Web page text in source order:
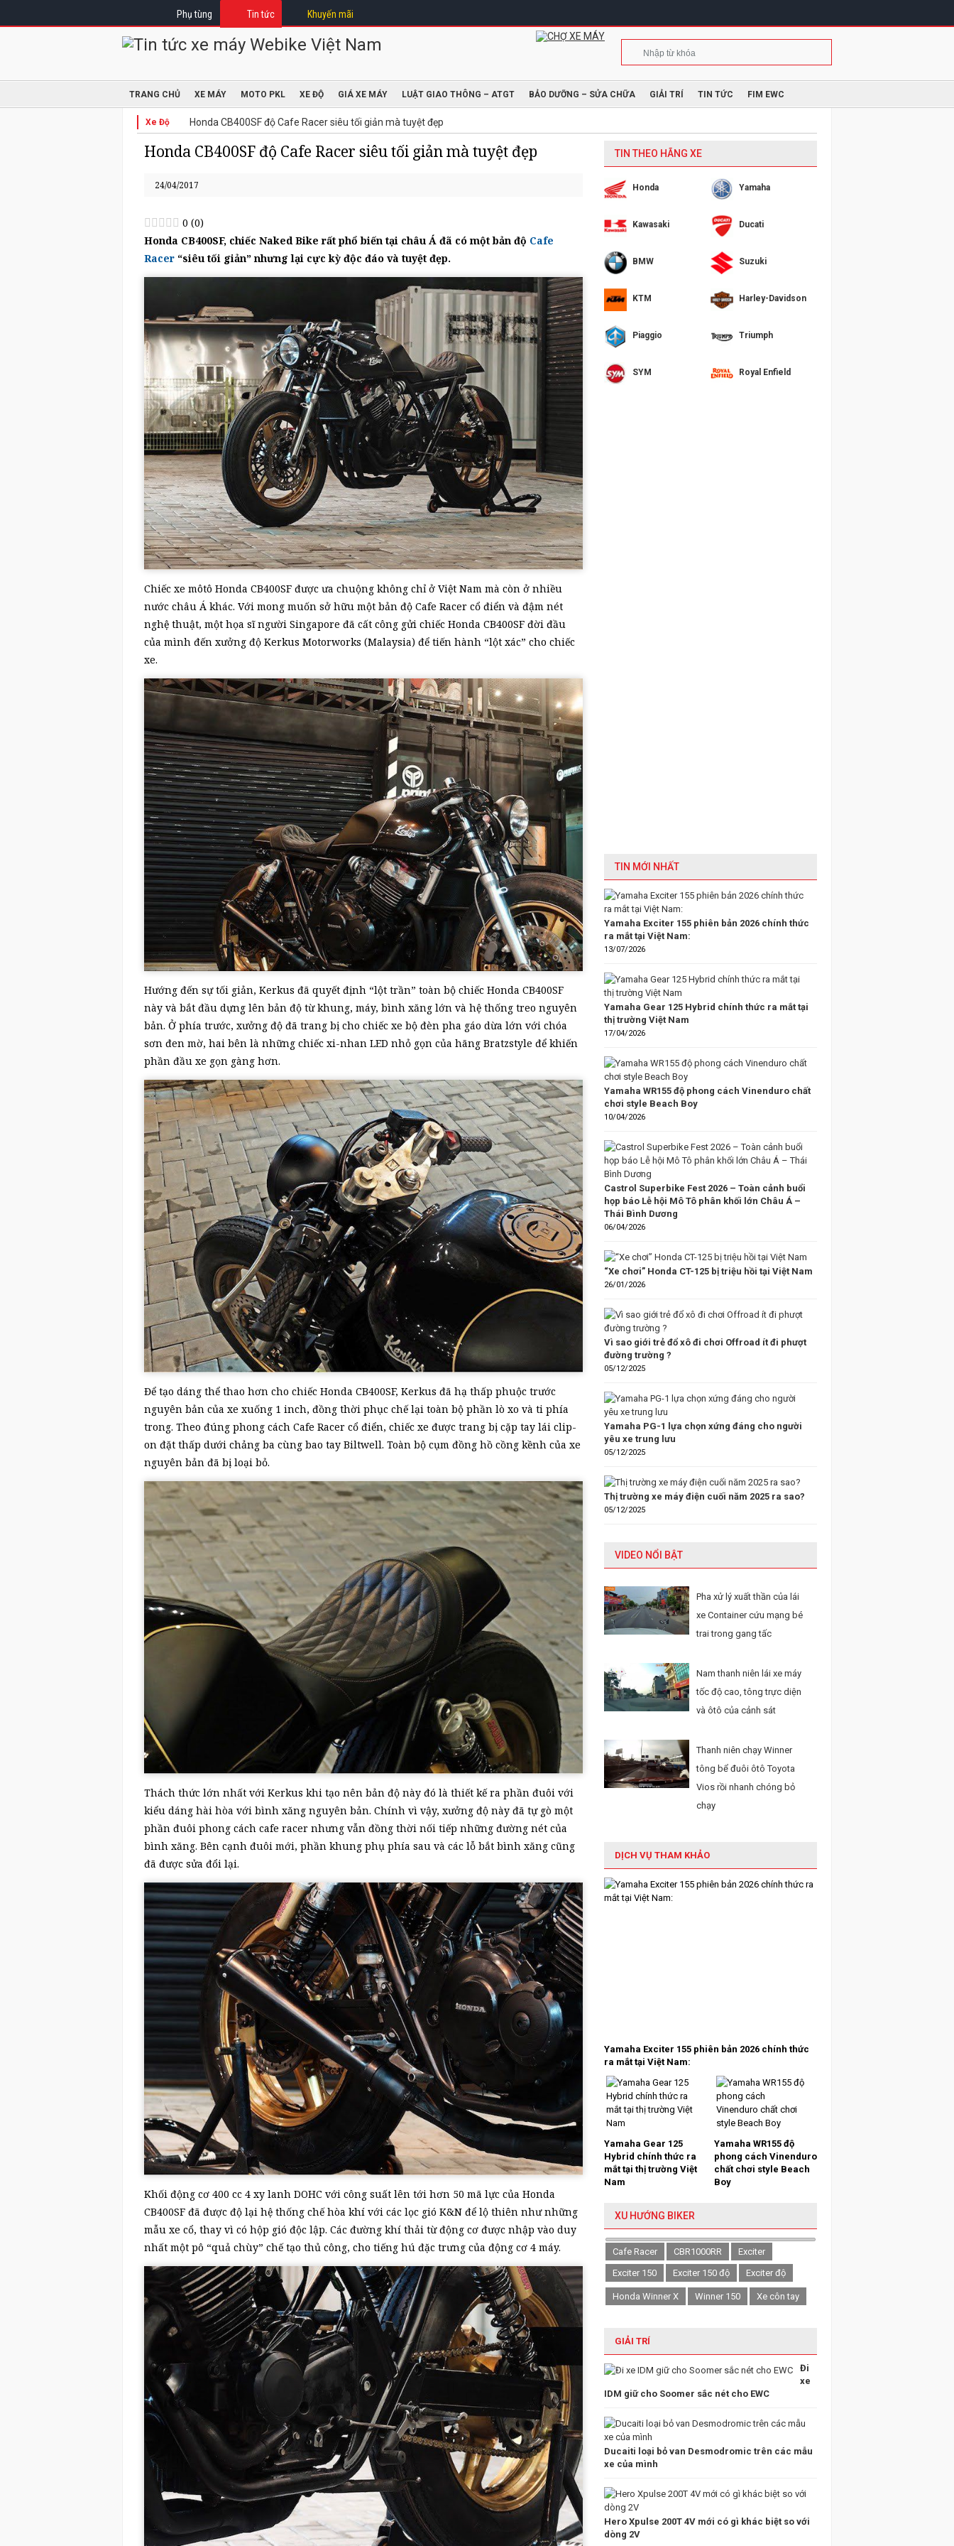
Phụ tùng Tin tức Khuyến mãi
TRANG CHỦ XE MÁY MOTO PKL XE ĐỘ GIÁ XE MÁY LUẬT GIAO THÔNG – ATGT BẢO DƯỠNG – SỬA CHỮA GIẢI TRÍ TIN TỨC FIM EWC
Xe Độ Honda CB400SF độ Cafe Racer siêu tối giản mà tuyệt đẹp
Honda CB400SF độ Cafe Racer siêu tối giản mà tuyệt đẹp
24/04/2017
0 (0)
Honda CB400SF, chiếc Naked Bike rất phổ biến tại châu Á đã có một bản độ Cafe
Racer “siêu tối giản” nhưng lại cực kỳ độc đáo và tuyệt đẹp.
Chiếc xe môtô Honda CB400SF được ưa chuộng không chỉ ở Việt Nam mà còn ở nhiều
nước châu Á khác. Với mong muốn sở hữu một bản độ Cafe Racer cổ điển và đậm nét
nghệ thuật, một họa sĩ người Singapore đã cất công gửi chiếc Honda CB400SF đời đầu
của mình đến xưởng độ Kerkus Motorworks (Malaysia) để tiến hành “lột xác” cho chiếc
xe.
Hướng đến sự tối giản, Kerkus đã quyết định “lột trần” toàn bộ chiếc Honda CB400SF
này và bắt đầu dựng lên bản độ từ khung, máy, bình xăng lớn và hệ thống treo nguyên
bản. Ở phía trước, xưởng độ đã trang bị cho chiếc xe bộ đèn pha gáo dừa lớn với chóa
sơn đen mờ, hai bên là những chiếc xi-nhan LED nhỏ gọn của hãng Bratzstyle để khiến
phần đầu xe gọn gàng hơn.
Để tạo dáng thể thao hơn cho chiếc Honda CB400SF, Kerkus đã hạ thấp phuộc trước
nguyên bản của xe xuống 1 inch, đồng thời phục chế lại toàn bộ phần lò xo và ti phía
trong. Theo đúng phong cách Cafe Racer cổ điển, chiếc xe được trang bị cặp tay lái clip-
on đặt thấp dưới chảng ba cùng bao tay Biltwell. Toàn bộ cụm đồng hồ cồng kềnh của xe
nguyên bản đã bị loại bỏ.
Thách thức lớn nhất với Kerkus khi tạo nên bản độ này đó là thiết kế ra phần đuôi với
kiểu dáng hài hòa với bình xăng nguyên bản. Chính vì vậy, xưởng độ này đã tự gò một
phần đuôi phong cách cafe racer nhưng vẫn đồng thời nối tiếp những đường nét của
bình xăng. Bên cạnh đuôi mới, phần khung phụ phía sau và các lỗ bắt bình xăng cũng
đã được sửa đổi lại.
Khối động cơ 400 cc 4 xy lanh DOHC với công suất lên tới hơn 50 mã lực của Honda
CB400SF đã được độ lại hệ thống chế hòa khí với các lọc gió K&N để lộ thiên như những
mẫu xe cổ, thay vì có hộp gió độc lập. Các đường khí thải từ động cơ được nhập vào duy
nhất một pô “quả chùy” chế tạo thủ công, cho tiếng hú đặc trưng của động cơ 4 máy.
TIN THEO HÃNG XE
Honda Yamaha
Kawasaki Ducati
BMW Suzuki
KTM Harley-Davidson
Piaggio Triumph
SYM Royal Enfield
TIN MỚI NHẤT
Yamaha Exciter 155 phiên bản 2026 chính thức
ra mắt tại Việt Nam:
13/07/2026
Yamaha Gear 125 Hybrid chính thức ra mắt tại
thị trường Việt Nam
17/04/2026
Yamaha WR155 độ phong cách Vinenduro chất
chơi style Beach Boy
10/04/2026
Castrol Superbike Fest 2026 – Toàn cảnh buổi
họp báo Lễ hội Mô Tô phân khối lớn Châu Á –
Thái Bình Dương
06/04/2026
“Xe chơi” Honda CT-125 bị triệu hồi tại Việt Nam
26/01/2026
Vì sao giới trẻ đổ xô đi chơi Offroad ít đi phượt
đường trường ?
05/12/2025
Yamaha PG-1 lựa chọn xứng đáng cho người
yêu xe trung lưu
05/12/2025
Thị trường xe máy điện cuối năm 2025 ra sao?
05/12/2025
VIDEO NỔI BẬT
Pha xử lý xuất thần của lái
xe Container cứu mạng bé
trai trong gang tấc
Nam thanh niên lái xe máy
tốc độ cao, tông trực diện
và ôtô của cảnh sát
Thanh niên chạy Winner
tông bể đuôi ôtô Toyota
Vios rồi nhanh chóng bỏ
chạy
DỊCH VỤ THAM KHẢO
Yamaha Exciter 155 phiên bản 2026 chính thức
ra mắt tại Việt Nam:
Yamaha Gear 125
Hybrid chính thức ra
mắt tại thị trường Việt
Nam
Yamaha WR155 độ
phong cách Vinenduro
chất chơi style Beach
Boy
XU HƯỚNG BIKER
Cafe Racer CBR1000RR
Exciter
Exciter 150
Exciter 150 độ Exciter độ
Honda Winner X Winner 150 Xe côn tay
GIẢI TRÍ
Đi
xe
IDM giữ cho Soomer sắc nét cho EWC
Ducaiti loại bỏ van Desmodromic trên các mẫu
xe của mình
Hero Xpulse 200T 4V mới có gì khác biệt so với
dòng 2V